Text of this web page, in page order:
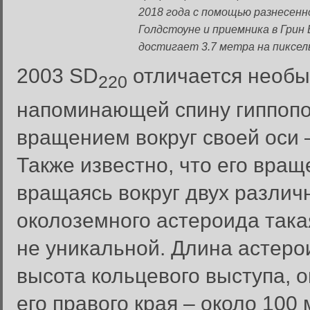
2018 года с помощью
Голдстоуне и приемника в
достигает 3.7 метра на
2003 SD220 отличается
напоминающей спину
вращением вокруг своей оси
Также известно, что его
вращаясь вокруг двух
околоземного астероида
не уникальной. Длина
высота кольцевого выступа,
его правого края – около